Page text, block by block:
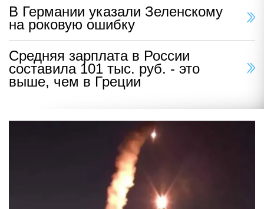
В Германии указали Зеленскому
на роковую ошибку
Средняя зарплата в России
составила 101 тыс. руб. - это
выше, чем в Греции